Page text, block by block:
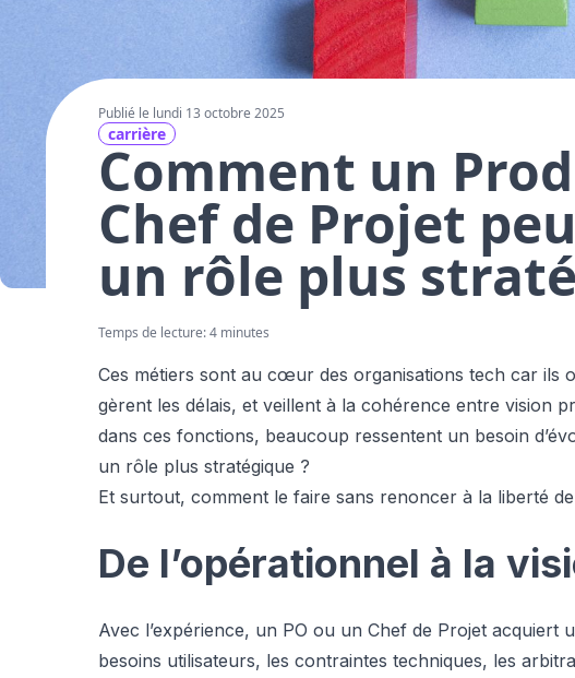
Publié le lundi 13 octobre 2025
carrière
Comment un
Chef de Projet
un rôle plus
Temps de lecture: 4 minutes
Ces métiers sont au cœur des organisations tech car ils
gèrent les délais, et veillent à la cohérence entre vision
dans ces fonctions, beaucoup ressentent un besoin
un rôle plus stratégique ?
Et surtout, comment le faire sans renoncer à la liberté de
De l’opérationnel à la
Avec l’expérience, un PO ou un Chef de Projet acquiert
besoins utilisateurs, les contraintes techniques, les